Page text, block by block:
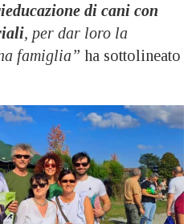
di cani con
, per dar loro la
famiglia” ha sottolineato